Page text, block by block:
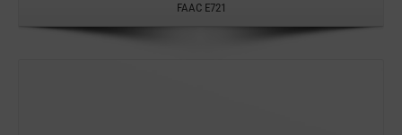
FAAC E721